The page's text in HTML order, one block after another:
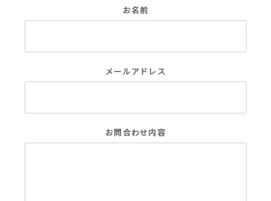
お名前
メールアドレス
お問合わせ内容